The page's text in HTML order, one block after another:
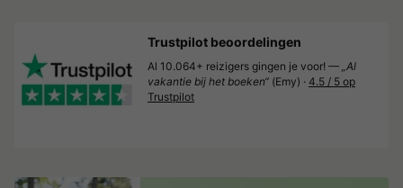
Trustpilot beoordelingen
Al 10.064+ reizigers gingen je voor! — „Al
vakantie bij het boeken“ (Emy) · 4.5 / 5 op
Trustpilot